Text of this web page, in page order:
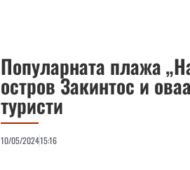
Популарната плажа
остров Закинтос и
туристи
10/05/202415:16